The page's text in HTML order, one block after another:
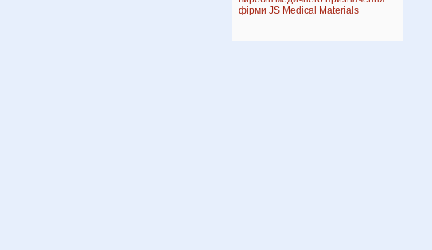
фірми JS Medical Materials